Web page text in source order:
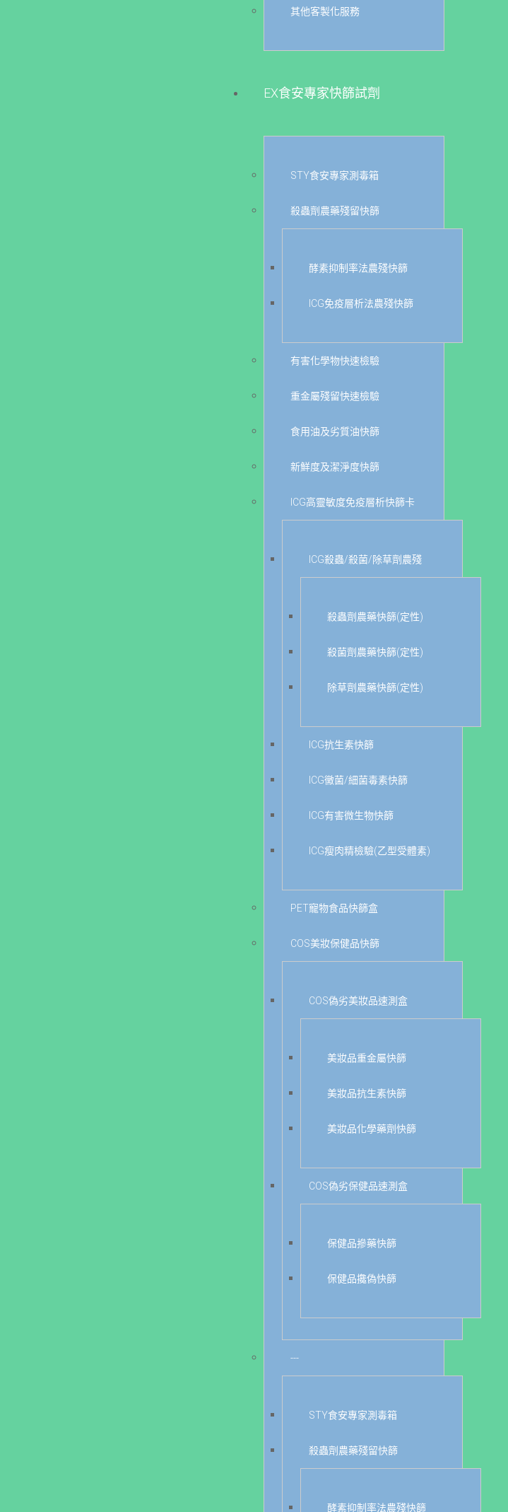
其他客製化服務
EX食安專家快篩試劑
STY食安專家測毒箱
殺蟲劑農藥殘留快篩
酵素抑制率法農殘快篩
ICG免疫層析法農殘快篩
有害化學物快速檢驗
重金屬殘留快速檢驗
食用油及劣質油快篩
新鮮度及潔淨度快篩
ICG高靈敏度免疫層析快篩卡
ICG殺蟲/殺菌/除草劑農殘
殺蟲劑農藥快篩(定性)
殺菌劑農藥快篩(定性)
除草劑農藥快篩(定性)
ICG抗生素快篩
ICG黴菌/細菌毒素快篩
ICG有害微生物快篩
ICG瘦肉精檢驗(乙型受體素)
PET寵物食品快篩盒
COS美妝保健品快篩
COS偽劣美妝品速測盒
美妝品重金屬快篩
美妝品抗生素快篩
美妝品化學藥劑快篩
COS偽劣保健品速測盒
保健品摻藥快篩
保健品攙偽快篩
---
STY食安專家測毒箱
殺蟲劑農藥殘留快篩
酵素抑制率法農殘快篩